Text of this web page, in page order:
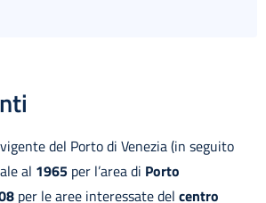
del Porto di Venezia (in seguito
al 1965 per l’area di Porto
per le aree interessate del centro